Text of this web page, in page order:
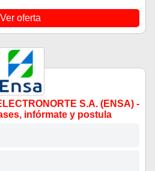
Ver oferta
S.A. (ENSA) -
infórmate y postula